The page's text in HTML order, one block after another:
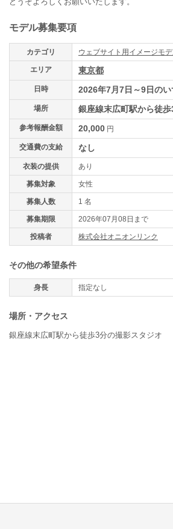
モデル募集要項
カテゴリ ウェブサイト用イメージモ
エリア 東京都
日時 2026年7月7日～9日のい
場所 銀座線末広町駅から徒
参考報酬金額 20,000 円
交通費の支給 なし
衣装の提供 あり
募集対象 女性
募集人数 1 名
募集期限 2026年07月08日まで
投稿者 株式会社オニオンリンク
その他の希望条件
身長 指定なし
場所・アクセス
銀座線末広町駅から徒歩3分の撮影スタジオ